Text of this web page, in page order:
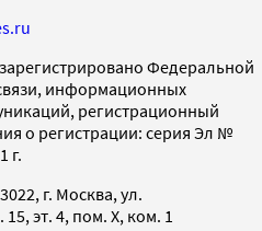
Федеральной
информационных
регистрационный
о регистрации: серия Эл №
г.
г. Москва, ул.
эт. 4, пом. X, ком. 1